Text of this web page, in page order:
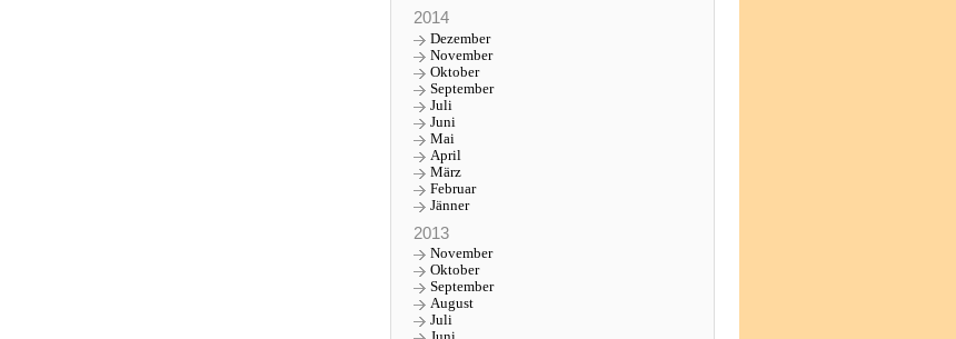
2014
Dezember
November
Oktober
September
Juli
Juni
Mai
April
März
Februar
Jänner
2013
November
Oktober
September
August
Juli